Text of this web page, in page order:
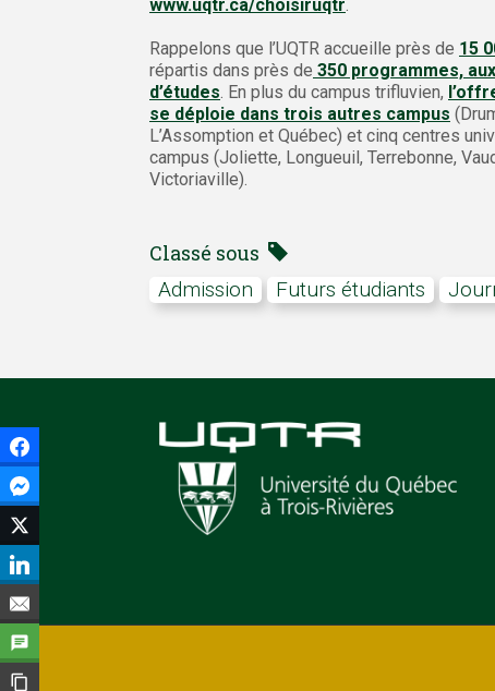
www.uqtr.ca/choisiruqtr
Rappelons que l’UQTR accueille près de 15
répartis dans près de 350 programmes,
d’études . En plus du campus trifluvien,
se déploie dans trois autres campus
L’Assomption et Québec) et cinq centres
campus (Joliette, Longueuil, Terrebonne,
Victoriaville).
Classé sous
admission Futurs étudiants
Facebook Messenger